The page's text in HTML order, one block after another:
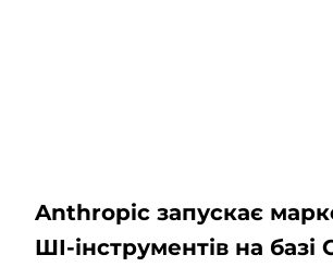
Anthropic запускає
ШІ-інструментів на базі